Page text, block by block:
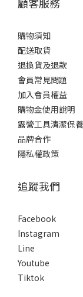
購物須知
配送取貨
退換貨及退款
會員常見問題
加入會員權益
購物金使用說明
露營工具清潔保養
品牌合作
隱私權政策
追蹤我們
Facebook
Instagram
Line
Youtube
Tiktok